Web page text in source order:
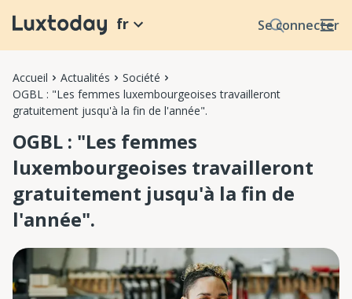
Se connecter
fr
Accueil Actualités
Société
OGBL : "Les femmes luxembourgeoises travailleront
gratuitement jusqu'à la fin de l'année".
OGBL : "Les femmes
luxembourgeoises travailleront
gratuitement jusqu'à la fin de
l'année".